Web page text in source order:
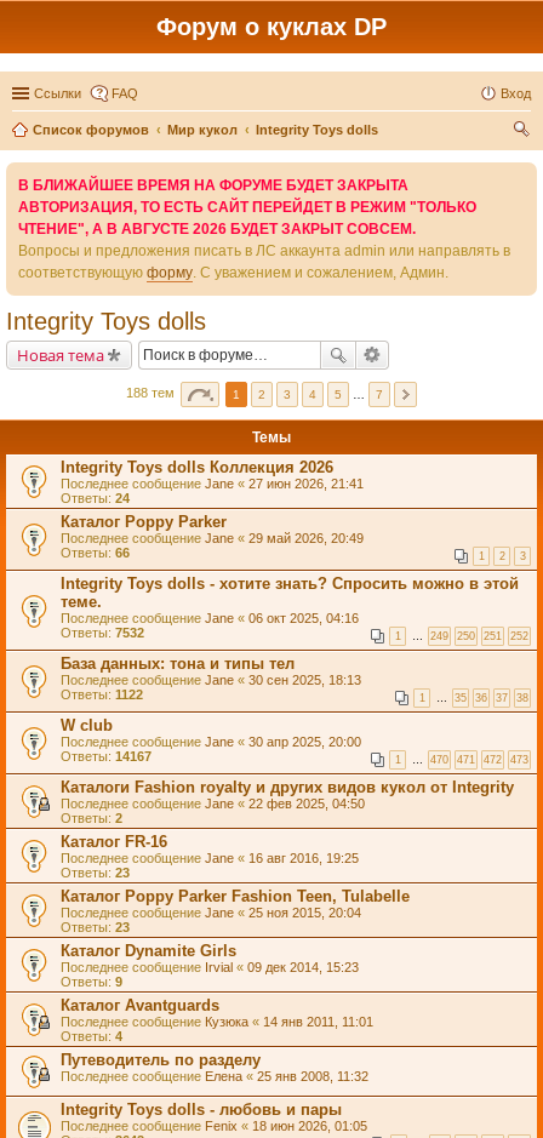
Форум о куклах DP
Ссылки FAQ Вход
Список форумов Мир кукол
Integrity Toys dolls
В БЛИЖАЙШЕЕ ВРЕМЯ НА ФОРУМЕ БУДЕТ ЗАКРЫТА
АВТОРИЗАЦИЯ, ТО ЕСТЬ САЙТ ПЕРЕЙДЕТ В РЕЖИМ "ТОЛЬКО
ЧТЕНИЕ", А В АВГУСТЕ 2026 БУДЕТ ЗАКРЫТ СОВСЕМ.
Вопросы и предложения писать в ЛС аккаунта admin или направлять в
соответствующую форму. С уважением и сожалением, Админ.
Integrity Toys dolls
Новая тема
188 тем 1 2 3 4 5 7
Темы
Integrity Toys dolls Коллекция 2026
Последнее сообщение Jane « 27 июн 2026, 21:41
Ответы: 24
Каталог Poppy Parker
Последнее сообщение Jane « 29 май 2026, 20:49
Ответы: 66 1 2 3
Integrity Toys dolls - хотите знать? Спросить можно в этой
теме.
Последнее сообщение Jane « 06 окт 2025, 04:16
Ответы: 7532 1 … 249 250 251 252
База данных: тона и типы тел
Последнее сообщение Jane « 30 сен 2025, 18:13
Ответы: 1122 1 … 35 36 37 38
W club
Последнее сообщение Jane « 30 апр 2025, 20:00
Ответы: 14167 1 … 470 471 472 473
Каталоги Fashion royalty и других видов кукол от Integrity
Последнее сообщение Jane « 22 фев 2025, 04:50
Ответы: 2
Каталог FR-16
Последнее сообщение Jane « 16 авг 2016, 19:25
Ответы: 23
Каталог Poppy Parker Fashion Teen, Tulabelle
Последнее сообщение Jane « 25 ноя 2015, 20:04
Ответы: 23
Каталог Dynamite Girls
Последнее сообщение Irvial « 09 дек 2014, 15:23
Ответы: 9
Каталог Avantguards
Последнее сообщение Кузюка « 14 янв 2011, 11:01
Ответы: 4
Путеводитель по разделу
Последнее сообщение Елена « 25 янв 2008, 11:32
Integrity Toys dolls - любовь и пары
Последнее сообщение Fenix « 18 июн 2026, 01:05